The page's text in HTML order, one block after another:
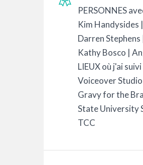
PERSONNES
Kim Handysides
Darren
Kathy Bosco |
LIEUX où j'ai
Voiceover
Gravy for the
State University
TCC